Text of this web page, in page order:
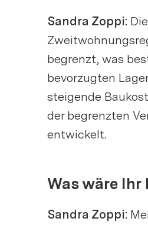
Sandra Zoppi:
begrenzt, was
bevorzugten
steigende
der begrenzten
entwickelt.
Was wäre Ihr
Sandra Zoppi: